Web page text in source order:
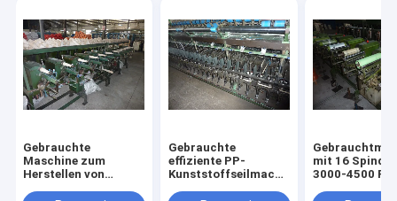
Gebrauchte
Maschine zum
Herstellen von
Gebrauchte
effiziente PP-
Kunststoffseilmachmaschine
mit 16
3000-4500